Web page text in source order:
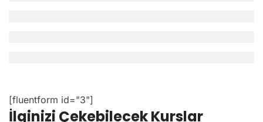
[fluentform id="3"]
İlginizi Çekebilecek Kurslar